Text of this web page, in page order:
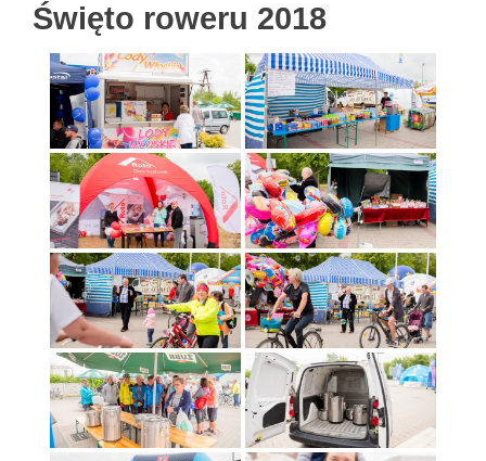
Święto roweru 2018